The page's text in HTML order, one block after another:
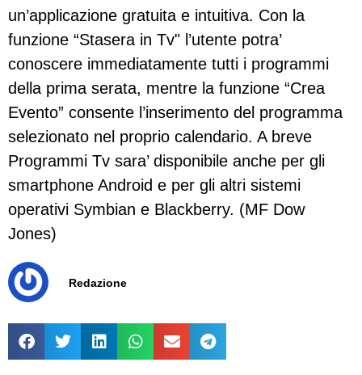
un’applicazione gratuita e intuitiva. Con la
funzione “Stasera in Tv" l’utente potra’
conoscere immediatamente tutti i programmi
della prima serata, mentre la funzione “Crea
Evento” consente l’inserimento del programma
selezionato nel proprio calendario. A breve
Programmi Tv sara’ disponibile anche per gli
smartphone Android e per gli altri sistemi
operativi Symbian e Blackberry. (MF Dow
Jones)
Redazione